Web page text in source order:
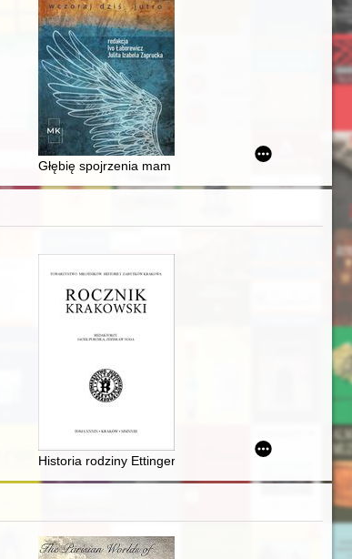
nowych źródeł)
Pomorza Środkowego : na przykładzie wybranych dzieł
Głębię spojrzenia mam tylko we wczesnych
"A" w 2021 r
na zamku malborskim
Historia rodziny Ettingerów, właścicieli zakładów